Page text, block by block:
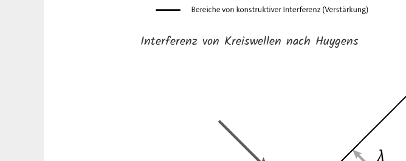
Interferenz von Kreiswellen nach Huygens